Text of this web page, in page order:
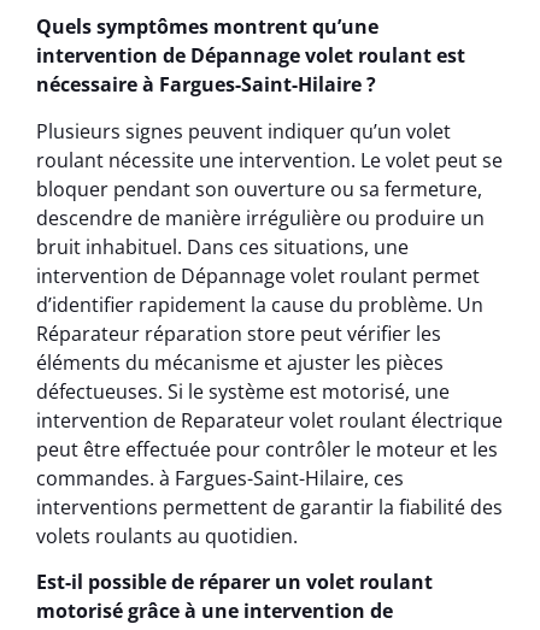
Quels symptômes montrent qu’une
intervention de Dépannage volet roulant est
nécessaire à Fargues-Saint-Hilaire ?
Plusieurs signes peuvent indiquer qu’un volet
roulant nécessite une intervention. Le volet peut se
bloquer pendant son ouverture ou sa fermeture,
descendre de manière irrégulière ou produire un
bruit inhabituel. Dans ces situations, une
intervention de Dépannage volet roulant permet
d’identifier rapidement la cause du problème. Un
Réparateur réparation store peut vérifier les
éléments du mécanisme et ajuster les pièces
défectueuses. Si le système est motorisé, une
intervention de Reparateur volet roulant électrique
peut être effectuée pour contrôler le moteur et les
commandes. à Fargues-Saint-Hilaire, ces
interventions permettent de garantir la fiabilité des
volets roulants au quotidien.
Est-il possible de réparer un volet roulant
motorisé grâce à une intervention de